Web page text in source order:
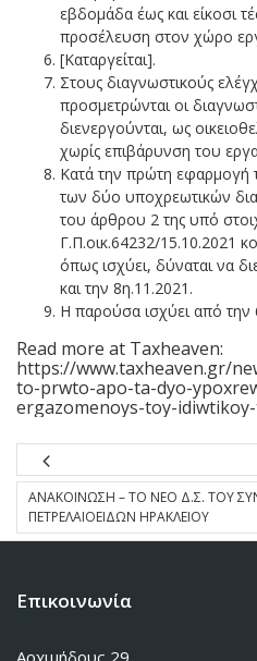
εβδομάδα έως και είκοσι
προσέλευση στον χώρο
[Καταργείται].
Στους διαγνωστικούς
προσμετρώνται οι
διενεργούνται, ως
χωρίς επιβάρυνση του
Κατά την πρώτη εφαρμογή
των δύο υποχρεωτικών
του άρθρου 2 της υπό
Γ.Π.οικ.64232/15.10.2021
όπως ισχύει, δύναται να
και την 8η.11.2021.
Η παρούσα ισχύει από την
Read more at Taxheaven:
https://www.taxheaven.gr/
to-prwto-apo-ta-dyo-
ergazomenoys-toy-
ΑΝΑΚΟΙΝΩΣΗ – ΤΟ ΝΕΟ Δ.Σ. ΤΟΥ
ΠΕΤΡΕΛΑΙΟΕΙΔΩΝ ΗΡΑΚΛΕΙΟΥ
Επικοινωνία
Αρχιμήδους 29